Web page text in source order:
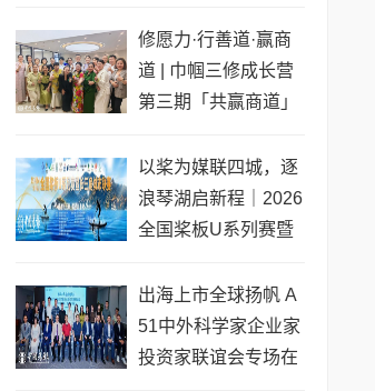
修愿力·行善道·赢商
道 | 巾帼三修成长营
第三期「共赢商道」
以桨为媒联四城，逐
浪琴湖启新程｜2026
全国桨板U系列赛暨
公开赛（常熟站）即
将开赛
出海上市全球扬帆 A
51中外科学家企业家
投资家联谊会专场在